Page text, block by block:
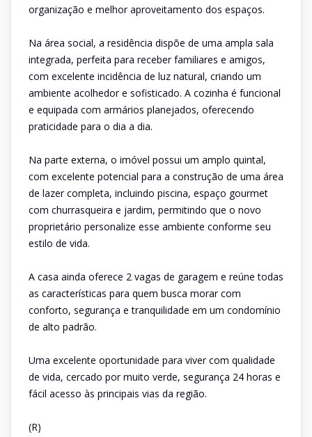
organização e melhor aproveitamento dos espaços.
Na área social, a residência dispõe de uma ampla sala
integrada, perfeita para receber familiares e amigos,
com excelente incidência de luz natural, criando um
ambiente acolhedor e sofisticado. A cozinha é funcional
e equipada com armários planejados, oferecendo
praticidade para o dia a dia.
Na parte externa, o imóvel possui um amplo quintal,
com excelente potencial para a construção de uma área
de lazer completa, incluindo piscina, espaço gourmet
com churrasqueira e jardim, permitindo que o novo
proprietário personalize esse ambiente conforme seu
estilo de vida.
A casa ainda oferece 2 vagas de garagem e reúne todas
as características para quem busca morar com
conforto, segurança e tranquilidade em um condomínio
de alto padrão.
Uma excelente oportunidade para viver com qualidade
de vida, cercado por muito verde, segurança 24 horas e
fácil acesso às principais vias da região.
(R)